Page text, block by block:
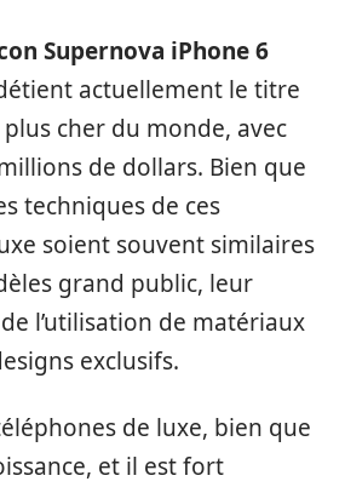
Supernova iPhone 6
actuellement le titre
cher du monde, avec
de dollars. Bien que
techniques de ces
soient souvent similaires
grand public, leur
l’utilisation de matériaux
exclusifs.
de luxe, bien que
et il est fort